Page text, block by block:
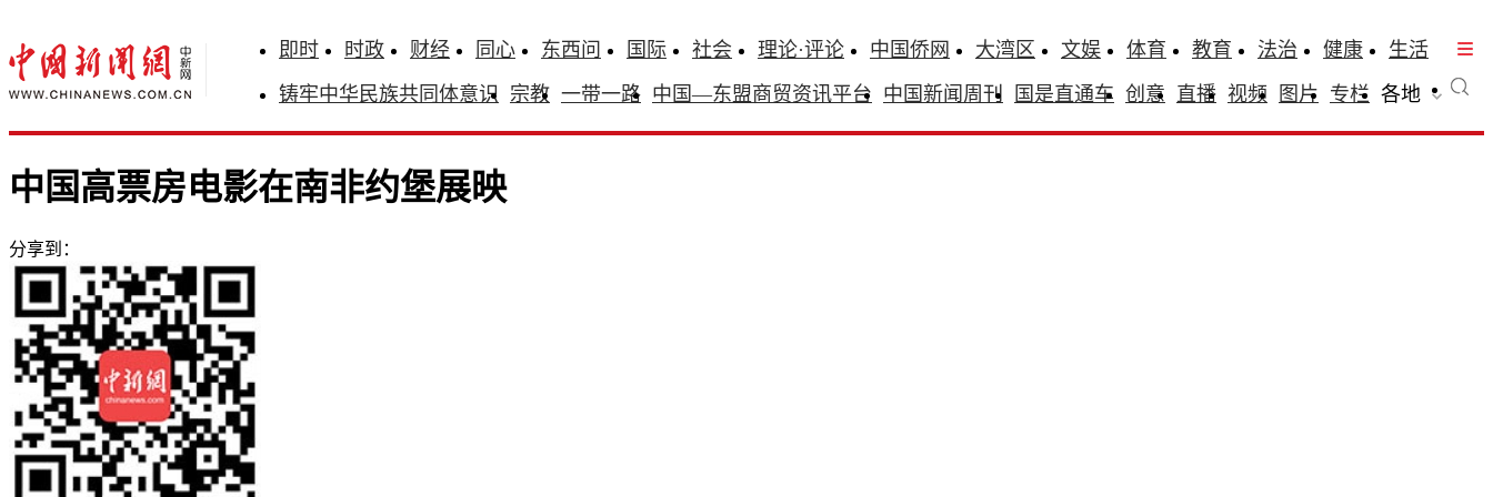
即时 时政 财经 同心 东西问 国际 社会 理论·评论 中国侨网 大湾区 文娱 体育 教育 法治 健康
生活
铸牢中华民族共同体意识 宗教 一带一路 中国—东盟商贸资讯平台 中国新闻周刊 国是直通车 创意 直播 视频 图片 专栏 各地
中国高票房电影在南非约堡展映
分享到：